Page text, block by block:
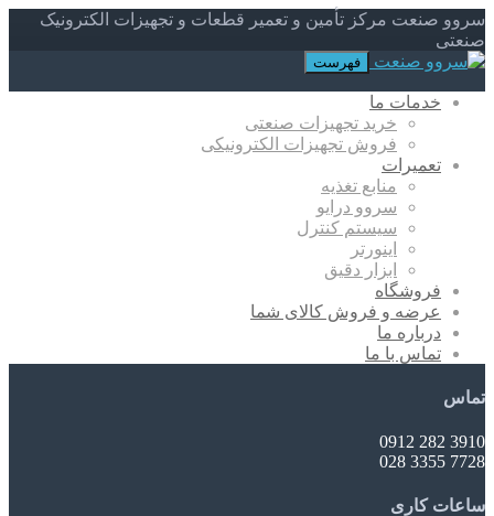
سروو صنعت مرکز تأمین و تعمیر قطعات و تجهیزات الکترونیک
صنعتی
فهرست
خدمات ما
خرید تجهیزات صنعتی
فروش تجهیزات الکترونیکی
تعمیرات
منابع تغذیه
سروو درایو
سیستم کنترل
اینورتر
ابزار دقیق
فروشگاه
عرضه و فروش کالای شما
درباره ما
تماس با ما
تماس
3910 282 0912
7728 3355 028
ساعات کاری